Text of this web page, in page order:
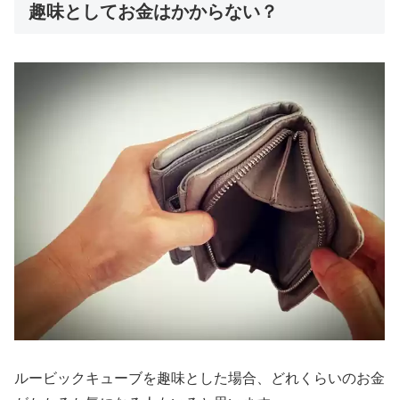
趣味としてお金はかからない？
ルービックキューブを趣味とした場合、どれくらいのお金